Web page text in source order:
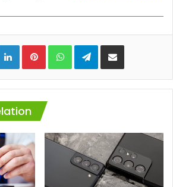
LinkedinPinterestWhatsAppTelegramPartager via mail